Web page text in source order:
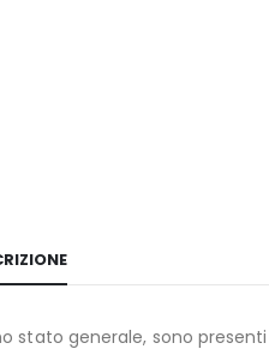
stato generale, sono